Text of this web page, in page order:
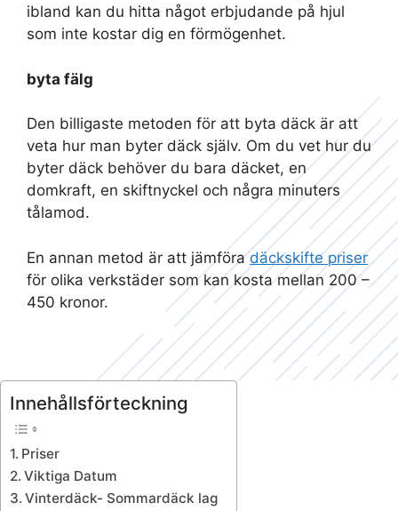
ibland kan du hitta något erbjudande på hjul
som inte kostar dig en förmögenhet.
byta fälg
Den billigaste metoden för att byta däck är att
veta hur man byter däck själv. Om du vet hur du
byter däck behöver du bara däcket, en
domkraft, en skiftnyckel och några minuters
tålamod.
En annan metod är att jämföradäckskifte priser
för olika verkstäder som kan kosta mellan 200 –
450 kronor.
Innehållsförteckning
Priser
Viktiga Datum
Vinterdäck- Sommardäck lag